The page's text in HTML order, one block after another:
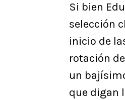
Si bien
selección
inicio de
rotación
un
que digan